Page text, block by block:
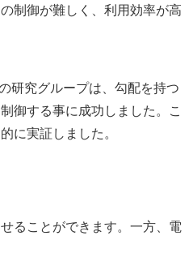
制御が難しく、利用効率が高
研究グループは、勾配を持つ
御する事に成功しました。こ
に実証しました。
ることができます。一方、電